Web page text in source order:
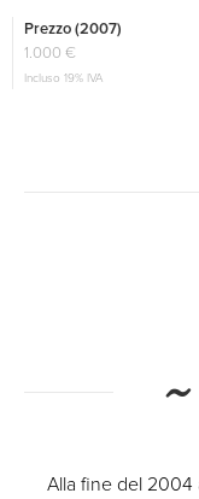
Prezzo (2007)
1.000 €
Incluso 19% IVA
Alla fine del 2004